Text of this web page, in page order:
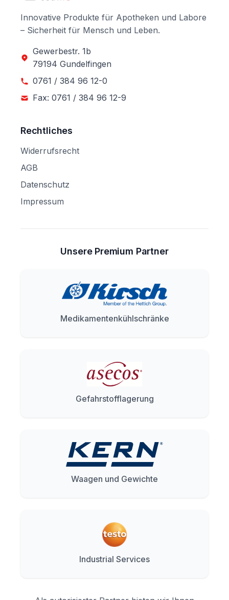
Innovative Produkte für Apotheken und Labore
– Sicherheit für Mensch und Leben.
Gewerbestr. 1b
79194 Gundelfingen
0761 / 384 96 12-0
Fax: 0761 / 384 96 12-9
Rechtliches
Widerrufsrecht
AGB
Datenschutz
Impressum
Unsere Premium Partner
Medikamentenkühlschränke
Gefahrstofflagerung
Waagen und Gewichte
Industrial Services